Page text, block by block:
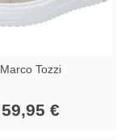
Marco Tozzi
59,95 €